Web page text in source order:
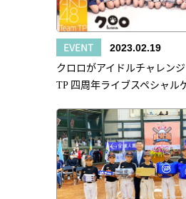
EVENT 2023.02.19
クロロがアイドルチャレン
TP 四周年ライブスペシャル